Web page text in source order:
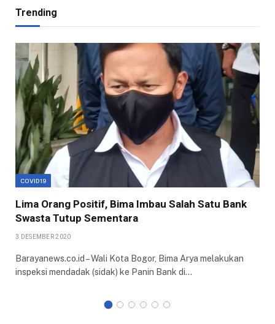
Trending
COVID19
Lima Orang Positif, Bima Imbau Salah Satu Bank
Swasta Tutup Sementara
3 DESEMBER 2020
Barayanews.co.id – Wali Kota Bogor, Bima Arya melakukan
inspeksi mendadak (sidak) ke Panin Bank di…